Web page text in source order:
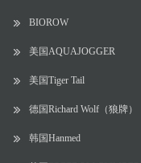
BIOROW
美国AQUAJOGGER
美国Tiger Tail
德国Richard Wolf（狼牌）
韩国Hanmed